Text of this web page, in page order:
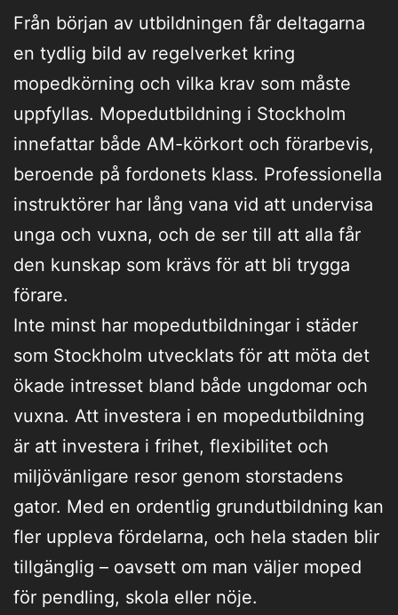
Från början av utbildningen får deltagarna
en tydlig bild av regelverket kring
mopedkörning och vilka krav som måste
uppfyllas. Mopedutbildning i Stockholm
innefattar både AM-körkort och förarbevis,
beroende på fordonets klass. Professionella
instruktörer har lång vana vid att undervisa
unga och vuxna, och de ser till att alla får
den kunskap som krävs för att bli trygga
förare.
Inte minst har mopedutbildningar i städer
som Stockholm utvecklats för att möta det
ökade intresset bland både ungdomar och
vuxna. Att investera i en mopedutbildning
är att investera i frihet, flexibilitet och
miljövänligare resor genom storstadens
gator. Med en ordentlig grundutbildning kan
fler uppleva fördelarna, och hela staden blir
tillgänglig – oavsett om man väljer moped
för pendling, skola eller nöje.